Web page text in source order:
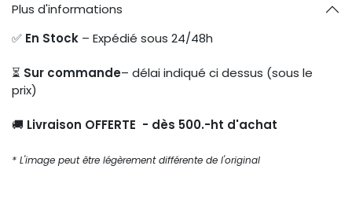
Plus d'informations
✅ En Stock – Expédié sous 24/48h
⏳ Sur commande– délai indiqué ci dessus (sous le
prix)
🚚 Livraison OFFERTE - dès 500.-ht d'achat
* L'image peut être légèrement différente de l'original